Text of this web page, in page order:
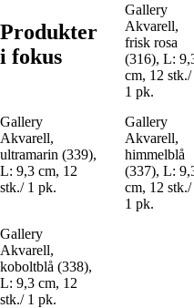
Produkter
i fokus
Gallery
Akvarell,
frisk rosa
(316), L:
cm, 12 stk./
1 pk.
Gallery
Akvarell,
ultramarin (339),
L: 9,3 cm, 12
stk./ 1 pk.
Gallery
Akvarell,
himmelblå
(337), L:
cm, 12 stk./
1 pk.
Gallery
Akvarell,
koboltblå (338),
L: 9,3 cm, 12
stk./ 1 pk.